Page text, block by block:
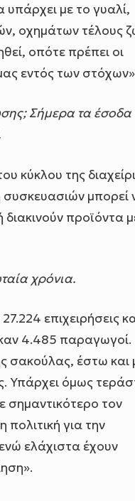
με το γυαλί,
οχημάτων τέλους
οπότε πρέπει οι
εντός των
Σήμερα τα
κύκλου της
μπορεί
προϊόντα
χρόνια.
επιχειρήσεις
4.485 παραγωγοί.
σακούλας, έστω και
Υπάρχει όμως
τον
για την
ελάχιστα έχουν